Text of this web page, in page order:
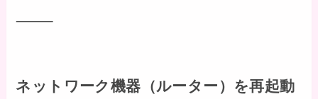
⸻
ネットワーク機器（ルーター）を再起動